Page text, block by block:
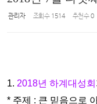
관리자 조회 수 1514 추천 수0
1. 2018년 하계대성회
* 주제 : 큰 믿음으로